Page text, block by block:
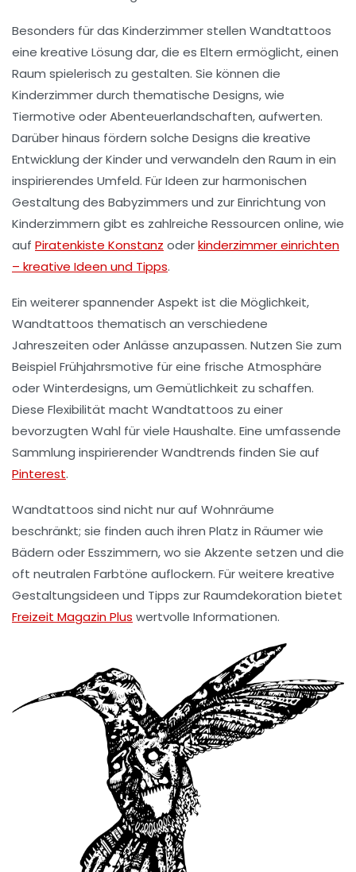
Besonders für das Kinderzimmerstellen Wandtattoos
eine kreative Lösung dar, die es Eltern ermöglicht, einen
Raum spielerisch zu gestalten. Sie können die
Kinderzimmer durch thematische Designs, wie
Tiermotive oder Abenteuerlandschaften, aufwerten.
Darüber hinaus fördern solche Designs die kreative
Entwicklung der Kinder und verwandeln den Raum in ein
inspirierendes Umfeld. Für Ideen zur harmonischen
Gestaltung des Babyzimmers und zur Einrichtung von
Kinderzimmern gibt es zahlreiche Ressourcen online, wie
auf Piratenkiste Konstanz oderkinderzimmer einrichten
– kreative Ideen und Tipps.
Ein weiterer spannender Aspekt ist die Möglichkeit,
Wandtattoos thematisch an verschiedene
Jahreszeiten oder Anlässe anzupassen. Nutzen Sie zum
Beispiel Frühjahrsmotive für eine frische Atmosphäre
oderWinterdesigns, um Gemütlichkeit zu schaffen.
Diese Flexibilität macht Wandtattoos zu einer
bevorzugten Wahl für viele Haushalte. Eine umfassende
Sammlung inspirierender Wandtrends finden Sie auf
Pinterest.
Wandtattoos sind nicht nur auf Wohnräume
beschränkt; sie finden auch ihren Platz in Räumer wie
Bädern oder Esszimmern, wo sie Akzente setzen und die
oft neutralen Farbtöne auflockern. Für weitere kreative
Gestaltungsideen und Tipps zur Raumdekoration bietet
Freizeit Magazin Plus wertvolle Informationen.